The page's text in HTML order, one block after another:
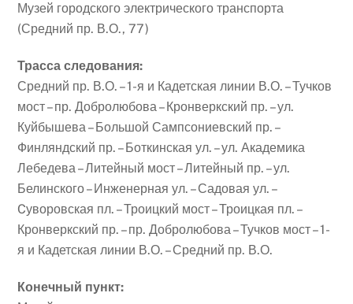
Музей городского электрического транспорта
(Средний пр. В.О., 77)
Трасса следования:
Средний пр. В.О. – 1-я и Кадетская линии В.О. – Тучков
мост – пр. Добролюбова – Кронверкский пр. – ул.
Куйбышева – Большой Сампсониевский пр. –
Финляндский пр. – Боткинская ул. – ул. Академика
Лебедева – Литейный мост – Литейный пр. – ул.
Белинского – Инженерная ул. – Садовая ул. –
Cуворовская пл. – Троицкий мост – Троицкая пл. –
Кронверкский пр. – пр. Добролюбова – Тучков мост – 1-
я и Кадетская линии В.О. – Средний пр. В.О.
Конечный пункт: